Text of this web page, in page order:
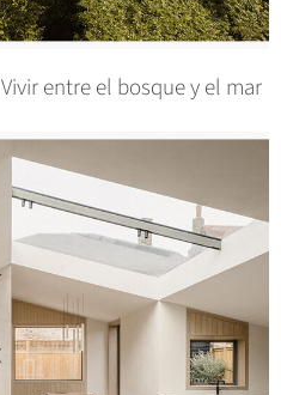
Vivir entre el bosque y el mar